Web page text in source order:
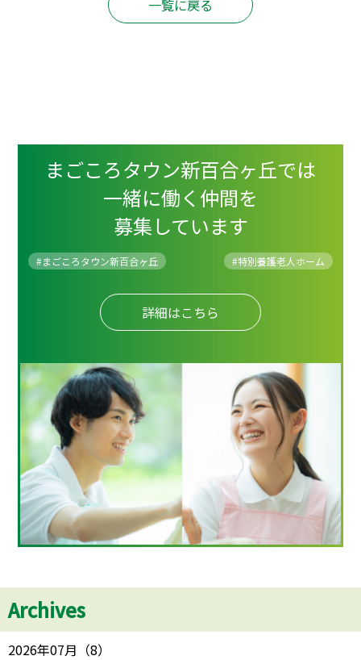
一覧に戻る
まごころタウン新百合ヶ丘では
一緒に働く仲間を
募集しています
#まごころタウン新百合ヶ丘 #特別養護老人ホーム
詳細はこちら
Archives
2026年07月 （8）